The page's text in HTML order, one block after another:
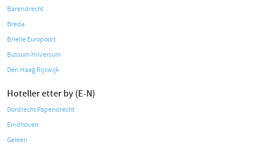
Barendrecht
Breda
Brielle Europoort
Bussum Hilversum
Den Haag Rijswijk
Hoteller etter by (E-N)
Dordrecht Papendrecht
Eindhoven
Geleen